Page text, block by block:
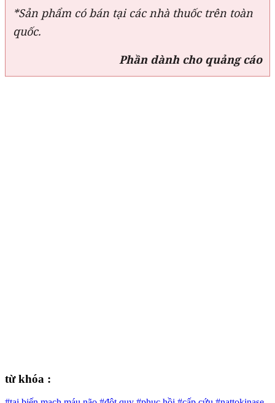
*Sản phẩm có bán tại các nhà thuốc trên toàn
quốc.
Phần dành cho quảng cáo
từ khóa :